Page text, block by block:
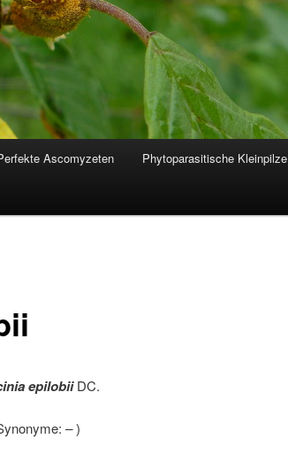
Ascomyzeten Phytoparasitische Kleinpilze
epilobiiDC.
–)